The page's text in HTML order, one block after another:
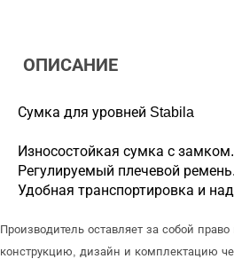
ОПИСАНИЕ
Сумка для уровней Stabila
Износостойкая сумка с замком.
Регулируемый плечевой ремень.
Удобная транспортировка и
Производитель оставляет за собой
конструкцию, дизайн и комплектацию